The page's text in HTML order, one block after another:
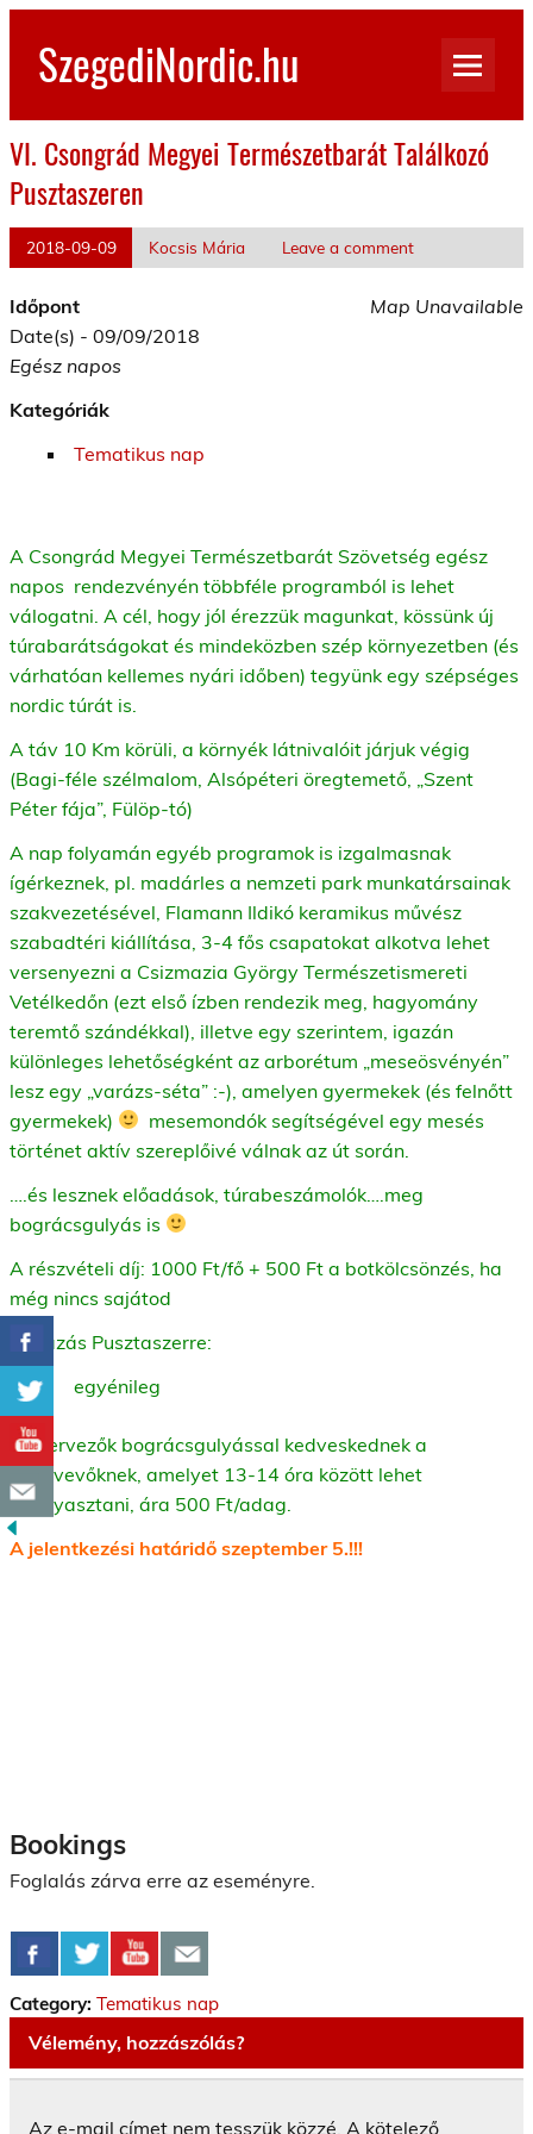
Skip
contentSzegediNordic.hu
VI. Csongrád Megyei Természetbarát Találkozó
Pusztaszeren
2018-09-09 Kocsis Mária Leave a comment
Map Unavailable
Időpont
Date(s) - 09/09/2018
Egész napos
Kategóriák
Tematikus nap
A Csongrád Megyei Természetbarát Szövetség egész
napos rendezvényén többféle programból is lehet
válogatni. A cél, hogy jól érezzük magunkat, kössünk új
túrabarátságokat és mindeközben szép környezetben (és
várhatóan kellemes nyári időben) tegyünk egy szépséges
nordic túrát is.
A táv 10 Km körüli, a környék látnivalóit járjuk végig
(Bagi-féle szélmalom, Alsópéteri öregtemető, „Szent
Péter fája”, Fülöp-tó)
A nap folyamán egyéb programok is izgalmasnak
ígérkeznek, pl. madárles a nemzeti park munkatársainak
szakvezetésével, Flamann Ildikó keramikus művész
szabadtéri kiállítása, 3-4 fős csapatokat alkotva lehet
versenyezni a Csizmazia György Természetismereti
Vetélkedőn (ezt első ízben rendezik meg, hagyomány
teremtő szándékkal), illetve egy szerintem, igazán
különleges lehetőségként az arborétum „meseösvényén”
lesz egy „varázs-séta” :-), amelyen gyermekek (és felnőtt
gyermekek)
mesemondók segítségével egy mesés
történet aktív szereplőivé válnak az út során.
….és lesznek előadások, túrabeszámolók….meg
bográcsgulyás is
A részvételi díj: 1000 Ft/fő + 500 Ft a botkölcsönzés, ha
még nincs sajátod
Kiutazás Pusztaszerre:
egyénileg
A szervezők bográcsgulyással kedveskednek a
résztvevőknek, amelyet 13-14 óra között lehet
elfogyasztani, ára 500 Ft/adag.
A jelentkezési határidő szeptember 5.!!!
Bookings
Foglalás zárva erre az eseményre.
Category: Tematikus nap
Vélemény, hozzászólás?
Az e-mail címet nem tesszük közzé. A kötelező